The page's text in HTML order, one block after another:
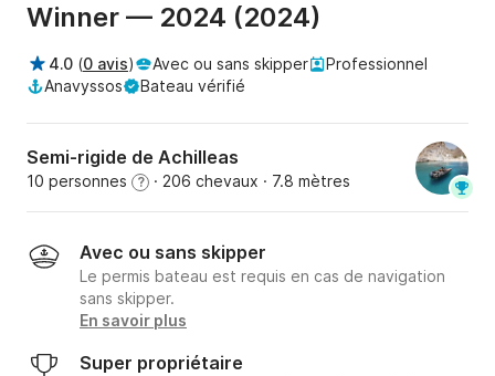
Winner — 2024 (2024)
4.0 (0 avis) Avec ou sans skipper
Professionnel
Anavyssos
Bateau vérifié
Semi-rigide de Achilleas
10 personnes ? · 206 chevaux · 7.8 mètres
Avec ou sans skipper
Le permis bateau est requis en cas de navigation
sans skipper.
En savoir plus
Super propriétaire